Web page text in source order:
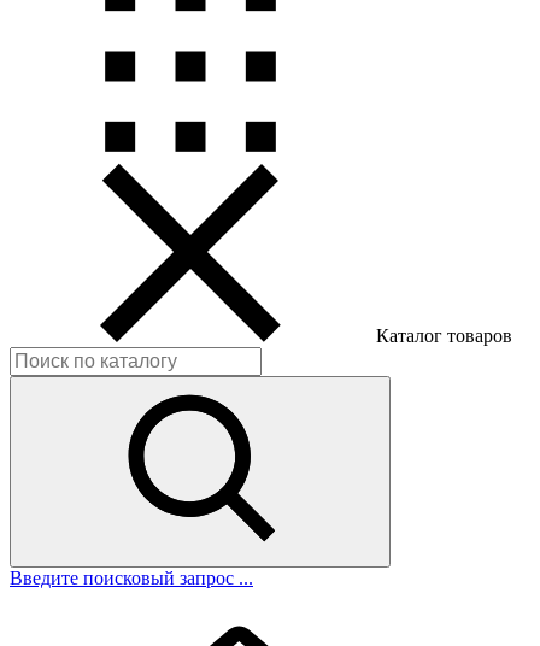
Каталог товаров
Введите поисковый запрос ...